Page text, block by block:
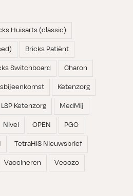
Huisarts (classic)
Bricks Patiënt
Switchboard
Charon
Ketenzorg
LSP Ketenzorg
MedMij
Nivel OPEN
PGO
TetraHIS Nieuwsbrief
Vaccineren
Vecozo